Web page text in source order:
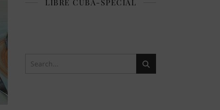
LIBRE CUBA-SPECIAL